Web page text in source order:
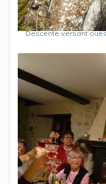
Descente versant